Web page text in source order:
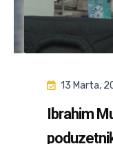
Msst
mladi